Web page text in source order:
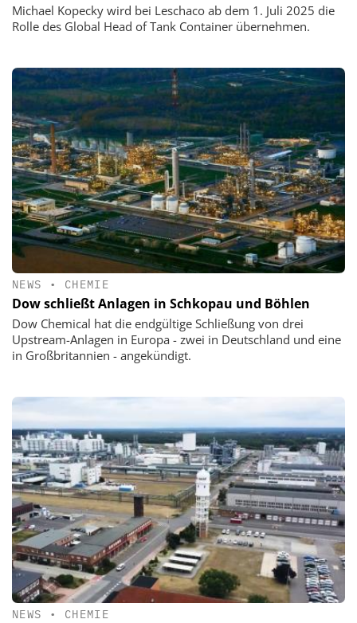
Michael Kopecky wird bei Leschaco ab dem 1. Juli 2025 die
Rolle des Global Head of Tank Container übernehmen.
NEWS • CHEMIE
Dow schließt Anlagen in Schkopau und Böhlen
Dow Chemical hat die endgültige Schließung von drei
Upstream-Anlagen in Europa - zwei in Deutschland und eine
in Großbritannien - angekündigt.
NEWS • CHEMIE